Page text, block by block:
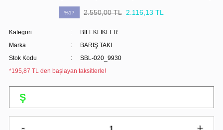
%17 2.550,00 TL 2.116,13 TL
Kategori
BİLEKLİKLER
Marka
BARIŞ TAKI
Stok Kodu
SBL-020_9930
*195,87 TL den başlayan taksitlerle!